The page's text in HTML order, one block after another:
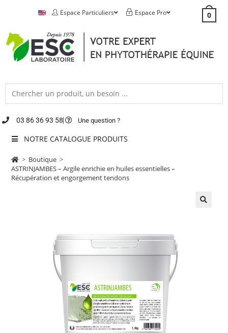
Espace Particuliers Espace Pro 0
03 86 36 93 58 Une question ?
NOTRE CATALOGUE PRODUITS
> Boutique >
ASTRINJAMBES – Argile enrichie en huiles essentielles –
Récupération et engorgement tendons